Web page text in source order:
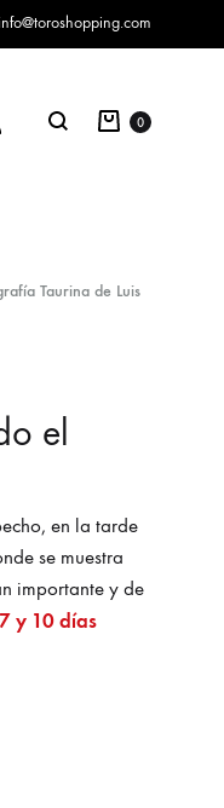
Iniciar sesión
Buscar Carrito
0
Taurina de Luis
el
en la tarde
se muestra
importante y de
y 10 días